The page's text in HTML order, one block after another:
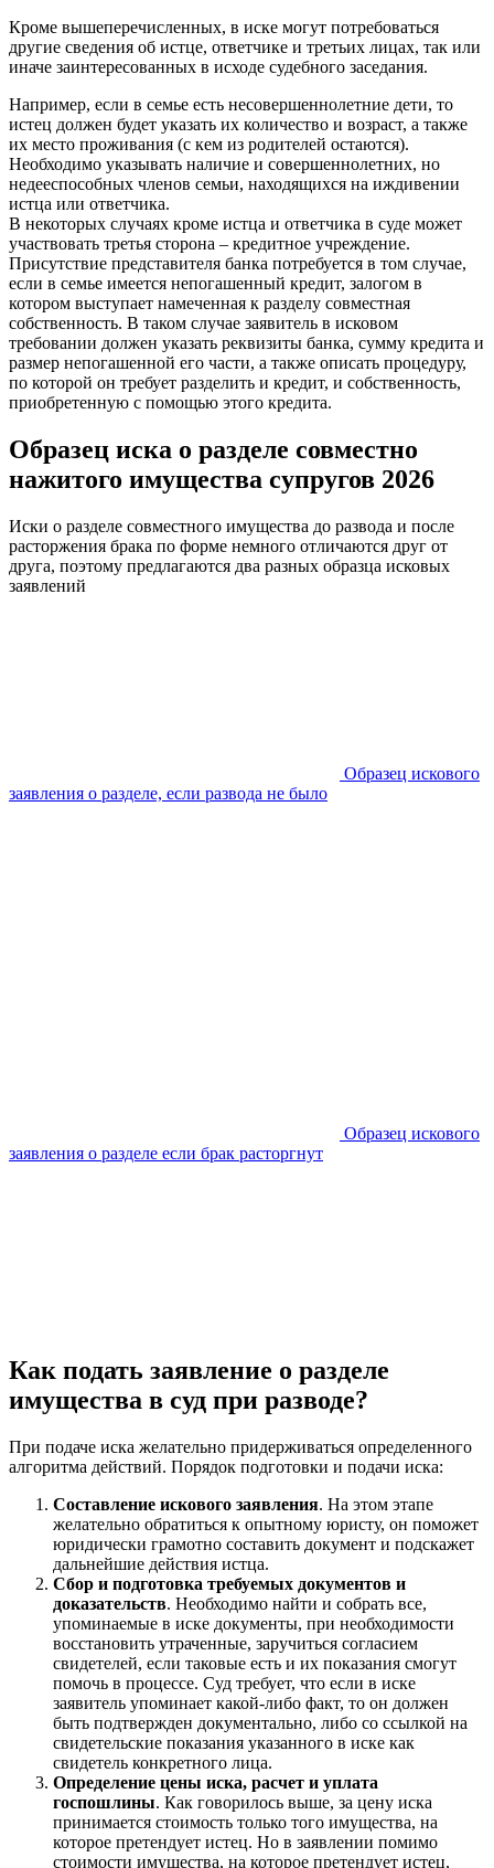
Кроме вышеперечисленных, в иске могут потребоваться
другие сведения об истце, ответчике и третьих лицах, так или
иначе заинтересованных в исходе судебного заседания.
Например, если в семье есть несовершеннолетние дети, то
истец должен будет указать их количество и возраст, а также
их место проживания (с кем из родителей остаются).
Необходимо указывать наличие и совершеннолетних, но
недееспособных членов семьи, находящихся на иждивении
истца или ответчика.
В некоторых случаях кроме истца и ответчика в суде может
участвовать третья сторона – кредитное учреждение.
Присутствие представителя банка потребуется в том случае,
если в семье имеется непогашенный кредит, залогом в
котором выступает намеченная к разделу совместная
собственность. В таком случае заявитель в исковом
требовании должен указать реквизиты банка, сумму кредита и
размер непогашенной его части, а также описать процедуру,
по которой он требует разделить и кредит, и собственность,
приобретенную с помощью этого кредита.
Образец иска о разделе совместно
нажитого имущества супругов 2026
Иски о разделе совместного имущества до развода и после
расторжения брака по форме немного отличаются друг от
друга, поэтому предлагаются два разных образца исковых
заявлений
Образец искового
заявления о разделе, если развода не было
Образец искового
заявления о разделе если брак расторгнут
Как подать заявление о разделе
имущества в суд при разводе?
При подаче иска желательно придерживаться определенного
алгоритма действий. Порядок подготовки и подачи иска:
Составление искового заявления. На этом этапе
желательно обратиться к опытному юристу, он поможет
юридически грамотно составить документ и подскажет
дальнейшие действия истца.
Сбор и подготовка требуемых документов и
доказательств. Необходимо найти и собрать все,
упоминаемые в иске документы, при необходимости
восстановить утраченные, заручиться согласием
свидетелей, если таковые есть и их показания смогут
помочь в процессе. Суд требует, что если в иске
заявитель упоминает какой-либо факт, то он должен
быть подтвержден документально, либо со ссылкой на
свидетельские показания указанного в иске как
свидетель конкретного лица.
Определение цены иска, расчет и уплата
госпошлины. Как говорилось выше, за цену иска
принимается стоимость только того имущества, на
которое претендует истец. Но в заявлении помимо
стоимости имущества, на которое претендует истец,